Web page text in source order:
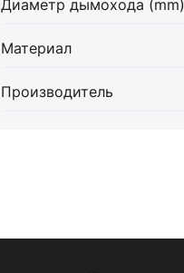
Диаметр дымохода (mm)
Материал
Производитель